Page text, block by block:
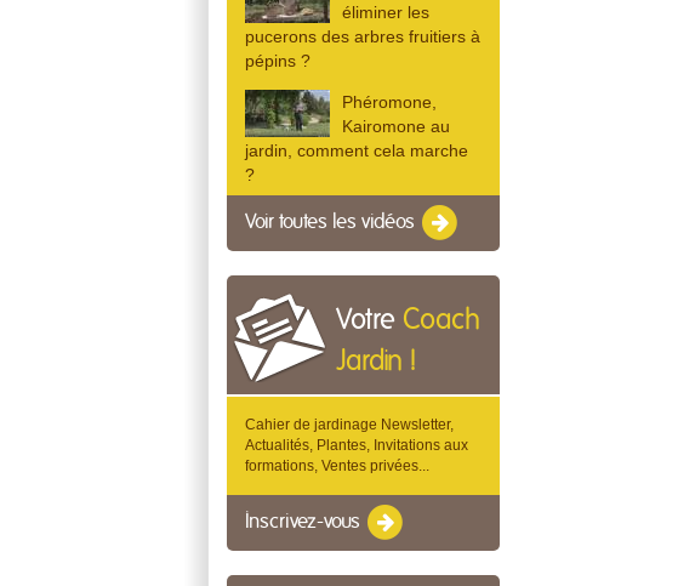
éliminer les
pucerons des arbres fruitiers à
pépins ?
Phéromone,
Kairomone au
jardin, comment cela marche
?
Voir toutes les vidéos
Votre Coach
Jardin !
Cahier de jardinage Newsletter,
Actualités, Plantes, Invitations aux
formations, Ventes privées...
Inscrivez-vous